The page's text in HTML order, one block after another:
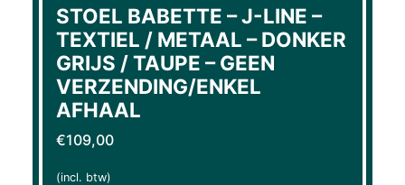
STOEL BABETTE – J-LINE –
TEXTIEL / METAAL – DONKER
GRIJS / TAUPE – GEEN
VERZENDING/ENKEL
AFHAAL
€109,00
(incl. btw)